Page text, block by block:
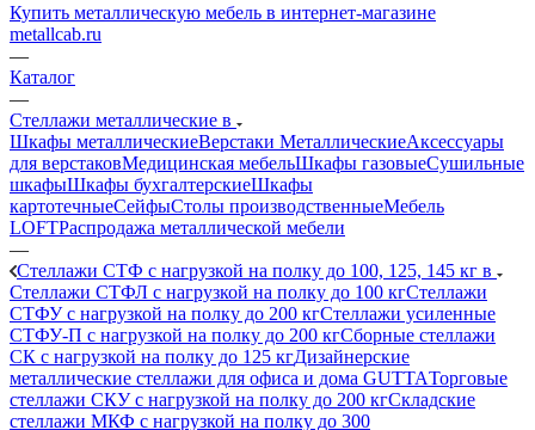
Купить металлическую мебель в интернет-магазине
metallcab.ru
—
Каталог
—
Стеллажи металлические в
Шкафы металлическиеВерстаки МеталлическиеАксессуары
для верстаковМедицинская мебельШкафы газовыеСушильные
шкафыШкафы бухгалтерскиеШкафы
картотечныеСейфыСтолы производственныеМебель
LOFTРаспродажа металлической мебели
—
Стеллажи СТФ с нагрузкой на полку до 100, 125, 145 кг в
Стеллажи СТФЛ с нагрузкой на полку до 100 кгСтеллажи
СТФУ с нагрузкой на полку до 200 кгСтеллажи усиленные
СТФУ-П с нагрузкой на полку до 200 кгСборные стеллажи
СК с нагрузкой на полку до 125 кгДизайнерские
металлические стеллажи для офиса и дома GUTTAТорговые
стеллажи СКУ с нагрузкой на полку до 200 кгСкладские
стеллажи МКФ с нагрузкой на полку до 300